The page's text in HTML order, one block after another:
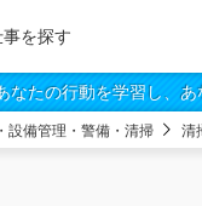
事を探す
なたの行動を学習し、
設備管理・警備・清掃 清